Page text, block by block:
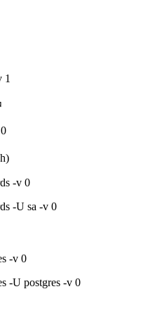
1
-v 0
-U sa -v 0
-v 0
-U postgres -v 0